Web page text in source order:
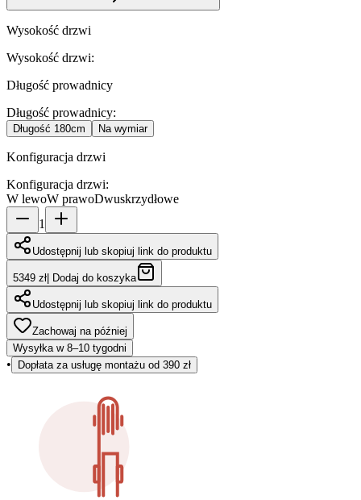
Wysokość drzwi
Wysokość drzwi:
Długość prowadnicy
Długość prowadnicy:
Długość 180cm Na wymiar
Konfiguracja drzwi
Konfiguracja drzwi:
W lewoW prawoDwuskrzydłowe
1
Udostępnij lub skopiuj link do produktu
5349 zł Dodaj do koszyka
Udostępnij lub skopiuj link do produktu
Zachowaj na później
Wysyłka w 8–10 tygodni
• Dopłata za usługę montażu od 390 zł